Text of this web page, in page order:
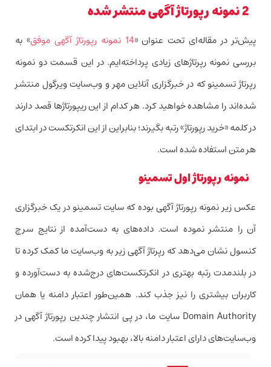
2 نمونه رپورتاژ آگهی منتشر شده
پیش‌تر در مقاله‌ای تحت عنوان «14 نمونه رپورتاژ آگهی موفق
» به
بررسی نمونه رپرتاژهای زیادی پرداخته‌ایم. در این قسمت دو نمونه
رپرتاژ تسمینو که در خبرگزاری آنلاین مهر و وب‌سایت ویرگول منتشر
شده‌اند را مشاهده خواهید کرد. هر کدام از این ریپورتاژها قصد دارند
در کلمه «خرید رپورتاژ» رتبه بگیرند؛ بنابراین از این انکرتکست در ابتدای
هر متن استفاده شده است.
نمونه رپورتاژ اول تسمینو
عکس زیر نمونه رپورتاژ آگهی بوده که سایت تسمینو در یک خبرگزاری
آن را منتشر نموده است. داده‌های به دست‌آمده از نتایج سرچ
کنسول نشان می‌دهد که رپرتاژ آگهی زیر به وب‌سایت ما کمک کرده تا
در بلندمدت رتبه بهتری در انکرتکست‌های درج‌شده به دست‌آورده و
کاربران بیشتری را نیز جذب کند. همین‌طور اعتبار دامنه یا همان
Domain Authority سایت ما، در پی انتشار چندین رپورتاژ آگهی در
وب‌سایت‌های دارای اعتبار دامنه بالا، بهبود پیدا کرده است.